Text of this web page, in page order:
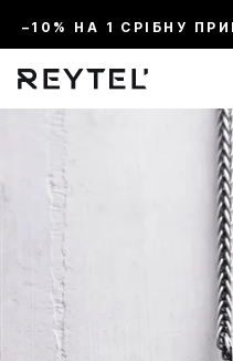
–10% НА 1 СРІБНУ